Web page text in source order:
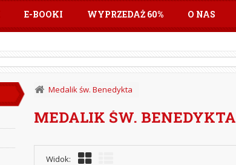
E-BOOKI WYPRZEDAŻ 60% O NAS
Medalik św. Benedykta
MEDALIK ŚW. BENEDYKTA
Widok: